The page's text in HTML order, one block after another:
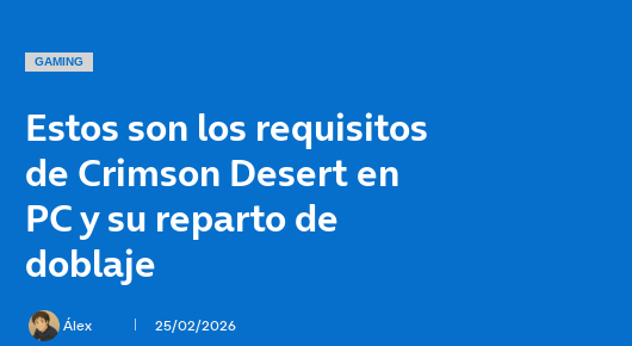
GAMING
Estos son los requisitos
de Crimson Desert en
PC y su reparto de
doblaje
Álex 25/02/2026